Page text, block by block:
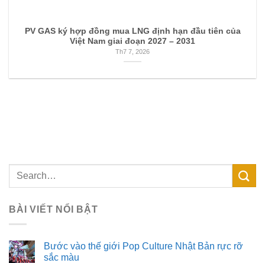
PV GAS ký hợp đồng mua LNG định hạn đầu tiên của
Việt Nam giai đoạn 2027 – 2031
Th7 7, 2026
BÀI VIẾT NỔI BẬT
Bước vào thế giới Pop Culture Nhật Bản rực rỡ
sắc màu